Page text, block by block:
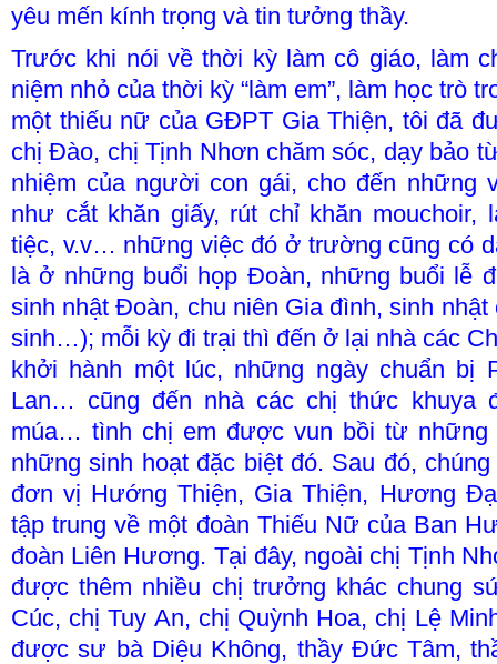
yêu mến kính trọng và tin tưởng thầy.
Trước khi nói về thời kỳ làm cô giáo, làm
niệm nhỏ của thời kỳ “làm em”, làm học trò
một thiếu nữ của GĐPT Gia Thiện, tôi đã
chị Đào, chị Tịnh Nhơn chăm sóc, dạy bảo
nhiệm của người con gái, cho đến những
như cắt khăn giấy, rút chỉ khăn mouchoir,
tiệc, v.v… những việc đó ở trường cũng có
là ở những buổi họp Đoàn, những buổi lễ
sinh nhật Đoàn, chu niên Gia đình, sinh
sinh…); mỗi kỳ đi trại thì đến ở lại nhà các
khởi hành một lúc, những ngày chuẩn bị
Lan… cũng đến nhà các chị thức khuya
múa… tình chị em được vun bồi từ những
những sinh hoạt đặc biệt đó. Sau đó,
đơn vị Hướng Thiện, Gia Thiện, Hương
tập trung về một đoàn Thiếu Nữ của Ban
đoàn Liên Hương. Tại đây, ngoài chị Tịnh
được thêm nhiều chị trưởng khác chung
Cúc, chị Tuy An, chị Quỳnh Hoa, chị Lệ
được sư bà Diệu Không, thầy Đức Tâm,